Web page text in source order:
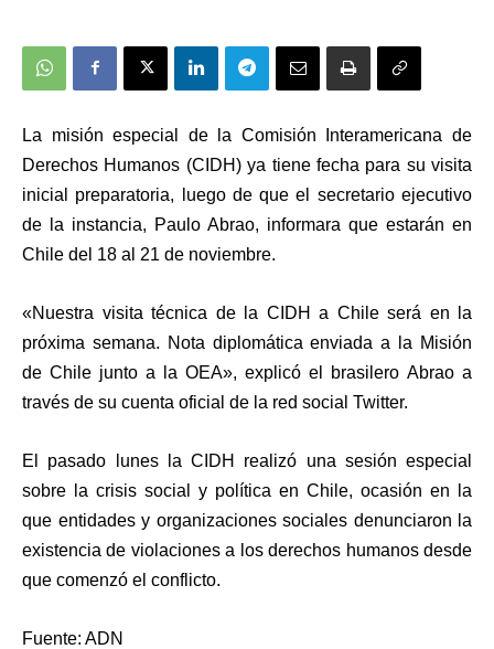
La misión especial de la Comisión Interamericana de
Derechos Humanos (CIDH)ya tiene fecha para su visita
inicial preparatoria, luego de que el secretario ejecutivo
de la instancia, Paulo Abrao, informara que estarán en
Chile del 18 al 21 de noviembre.
«Nuestra visita técnica de la CIDH a Chile será en la
próxima semana. Nota diplomática enviada a la Misión
de Chile junto a la OEA», explicó el brasilero Abrao a
través de su cuenta oficial de la red social Twitter.
El pasado lunes la CIDH realizó una sesión especial
sobre la crisis social y política en Chile, ocasión en la
que entidades y organizaciones sociales denunciaron la
existencia de violaciones a los derechos humanosdesde
que comenzó el conflicto.
Fuente: ADN